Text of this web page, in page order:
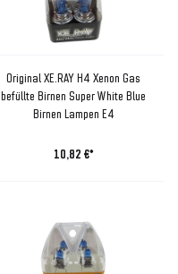
Original XE.RAY H4 Xenon Gas
befüllte Birnen Super White Blue
Birnen Lampen E4
10,82 €*